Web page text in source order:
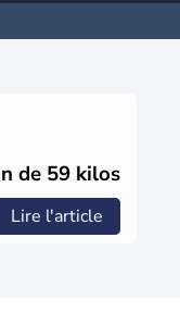
de 59 kilos
Lire l'article